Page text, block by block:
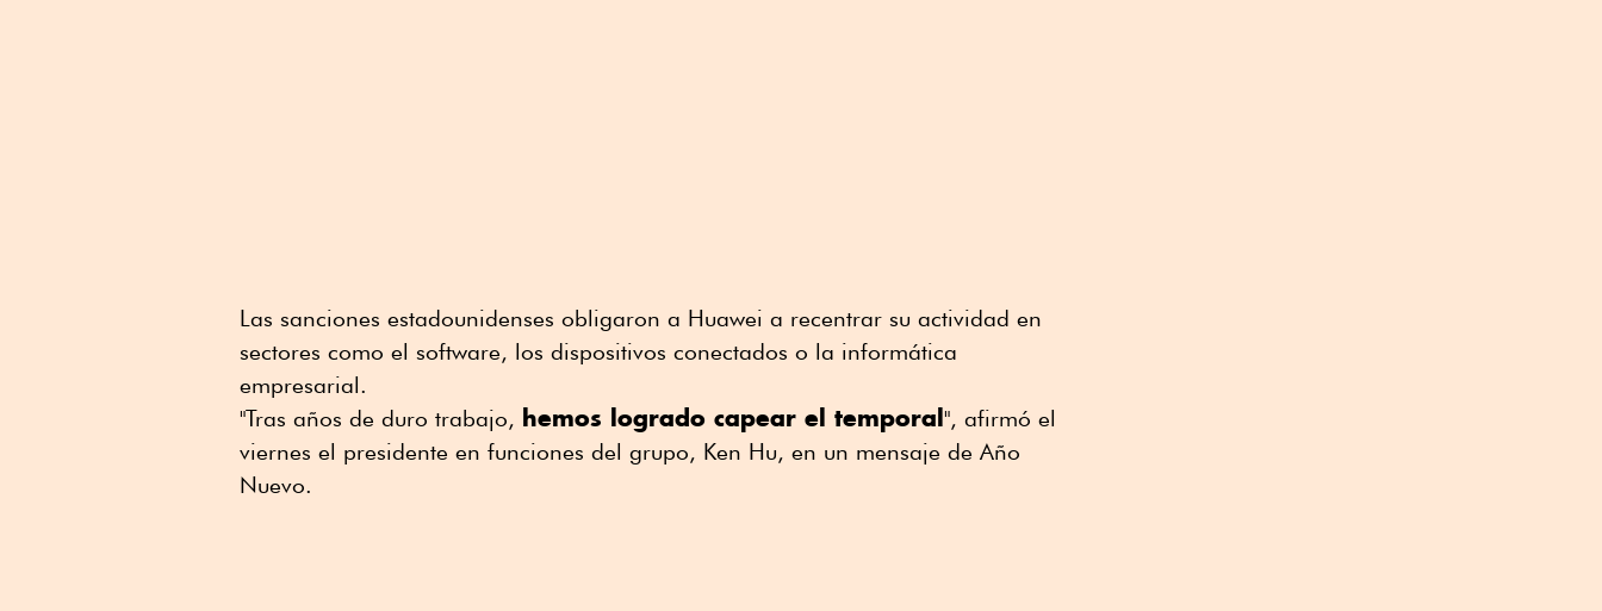
Las sanciones estadounidenses obligaron a Huawei a recentrar su actividad en
sectores como el software, los dispositivos conectados o la informática
empresarial.
"Tras años de duro trabajo, hemos logrado capear el temporal", afirmó el
viernes el presidente en funciones del grupo, Ken Hu, en un mensaje de Año
Nuevo.